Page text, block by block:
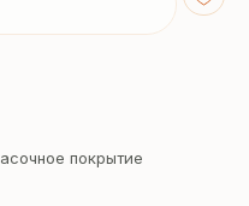
покрытие